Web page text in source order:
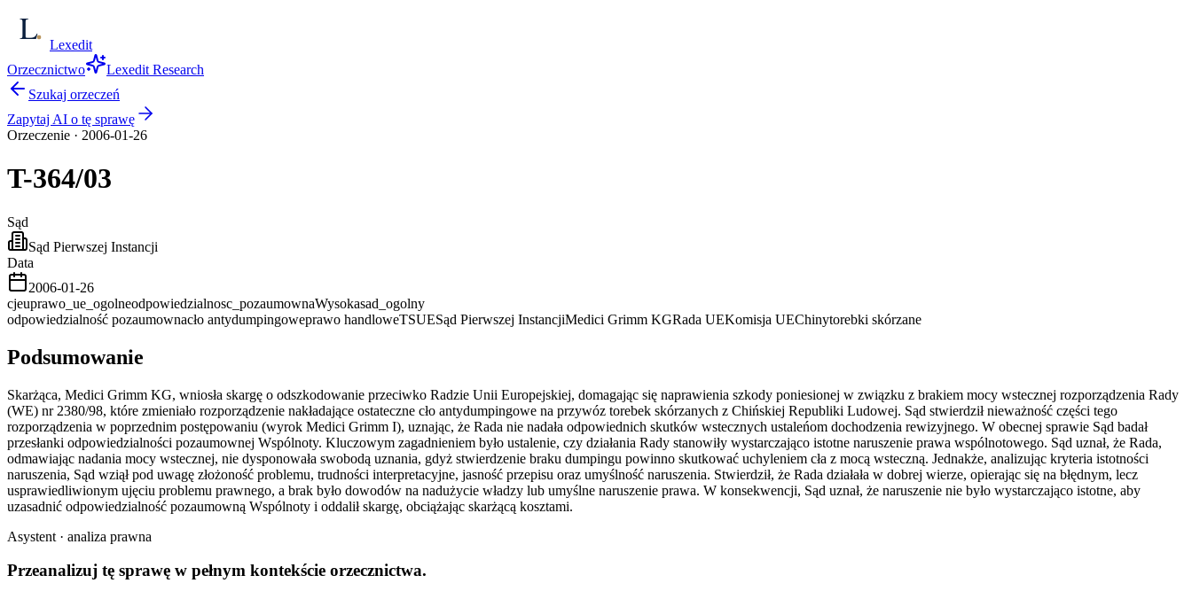
Lexedit
Orzecznictwo
Lexedit Research
Szukaj orzeczeń
Zapytaj AI o tę sprawę
Orzeczenie · 2006-01-26
T-364/03
Sąd
Sąd Pierwszej Instancji
Data
2006-01-26
cjeuprawo_ue_ogolneodpowiedzialnosc_pozaumownaWysokasad_ogolny
odpowiedzialność pozaumownacło antydumpingoweprawo handloweTSUESąd Pierwszej InstancjiMedici Grimm KGRada UEKomisja UEChinytorebki skórzane
Podsumowanie
Skarżąca, Medici Grimm KG, wniosła skargę o odszkodowanie przeciwko Radzie Unii Europejskiej, domagając się naprawienia szkody poniesionej w związku z brakiem mocy wstecznej rozporządzenia Rady
(WE) nr 2380/98, które zmieniało rozporządzenie nakładające ostateczne cło antydumpingowe na przywóz torebek skórzanych z Chińskiej Republiki Ludowej. Sąd stwierdził nieważność części tego
rozporządzenia w poprzednim postępowaniu (wyrok Medici Grimm I), uznając, że Rada nie nadała odpowiednich skutków wstecznych ustaleńom dochodzenia rewizyjnego. W obecnej sprawie Sąd badał
przesłanki odpowiedzialności pozaumownej Wspólnoty. Kluczowym zagadnieniem było ustalenie, czy działania Rady stanowiły wystarczająco istotne naruszenie prawa wspólnotowego. Sąd uznał, że Rada,
odmawiając nadania mocy wstecznej, nie dysponowała swobodą uznania, gdyż stwierdzenie braku dumpingu powinno skutkować uchyleniem cła z mocą wsteczną. Jednakże, analizując kryteria istotności
naruszenia, Sąd wziął pod uwagę złożoność problemu, trudności interpretacyjne, jasność przepisu oraz umyślność naruszenia. Stwierdził, że Rada działała w dobrej wierze, opierając się na błędnym, lecz
usprawiedliwionym ujęciu problemu prawnego, a brak było dowodów na nadużycie władzy lub umyślne naruszenie prawa. W konsekwencji, Sąd uznał, że naruszenie nie było wystarczająco istotne, aby
uzasadnić odpowiedzialność pozaumowną Wspólnoty i oddalił skargę, obciążając skarżącą kosztami.
Asystent · analiza prawna
Przeanalizuj tę sprawę w pełnym kontekście orzecznictwa.